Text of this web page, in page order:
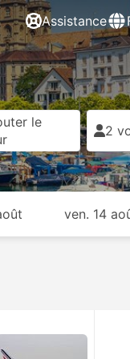
Assistance
le
2
ven. 14